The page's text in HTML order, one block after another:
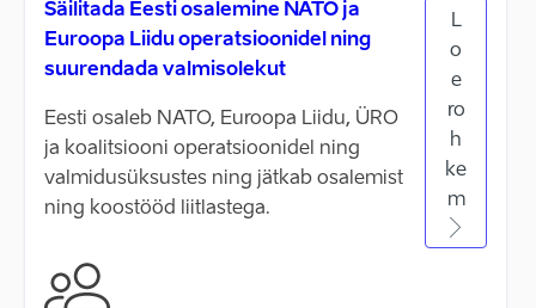
Säilitada Eesti osalemine NATO ja
Euroopa Liidu operatsioonidel ning
suurendada valmisolekut
Eesti osaleb NATO, Euroopa Liidu, ÜRO
ja koalitsiooni operatsioonidel ning
valmidusüksustes ning jätkab osalemist
ning koostööd liitlastega.
L
o
e
ro
h
ke
m